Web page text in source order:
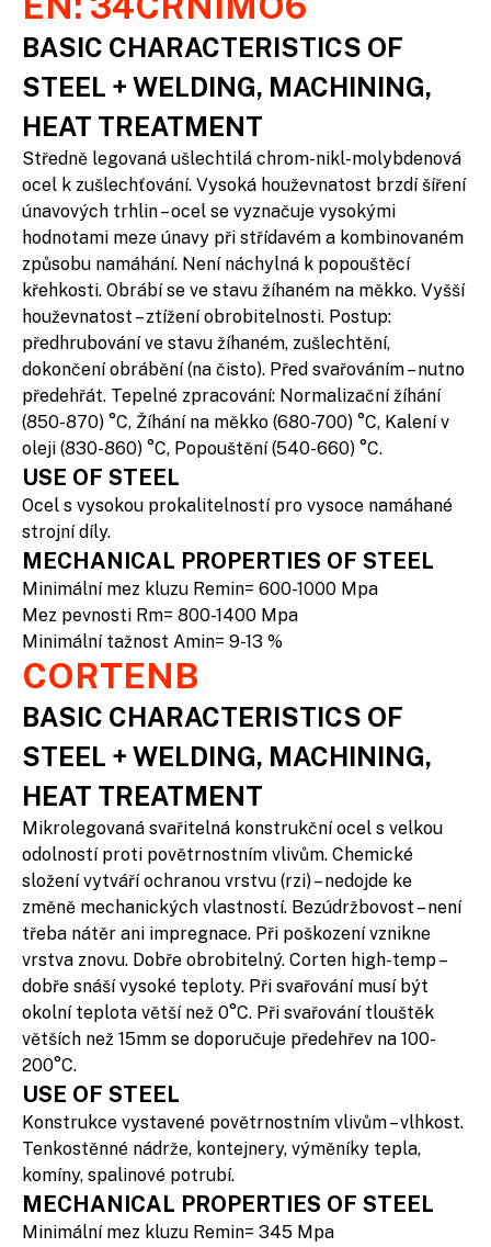
BASIC CHARACTERISTICS OF
STEEL + WELDING, MACHINING,
HEAT TREATMENT
Středně legovaná ušlechtilá chrom-nikl-molybdenová
ocel k zušlechťování. Vysoká houževnatost brzdí šíření
únavových trhlin – ocel se vyznačuje vysokými
hodnotami meze únavy při střídavém a kombinovaném
způsobu namáhání. Není náchylná k popouštěcí
křehkosti. Obrábí se ve stavu žíhaném na měkko. Vyšší
houževnatost – ztížení obrobitelnosti. Postup:
předhrubování ve stavu žíhaném, zušlechtění,
dokončení obrábění (na čisto). Před svařováním – nutno
předehřát. Tepelné zpracování: Normalizační žíhání
(850-870) °C, Žíhání na měkko (680-700) °C, Kalení v
oleji (830-860) °C, Popouštění (540-660) °C.
USE OF STEEL
Ocel s vysokou prokalitelností pro vysoce namáhané
strojní díly.
MECHANICAL PROPERTIES OF STEEL
Minimální mez kluzu Remin= 600-1000 Mpa
Mez pevnosti Rm= 800-1400 Mpa
Minimální tažnost Amin= 9-13 %
CORTENB
BASIC CHARACTERISTICS OF
STEEL + WELDING, MACHINING,
HEAT TREATMENT
Mikrolegovaná svařitelná konstrukční ocel s velkou
odolností proti povětrnostním vlivům. Chemické
složení vytváří ochranou vrstvu (rzi) – nedojde ke
změně mechanických vlastností. Bezúdržbovost – není
třeba nátěr ani impregnace. Při poškození vznikne
vrstva znovu. Dobře obrobitelný. Corten high-temp –
dobře snáší vysoké teploty. Při svařování musí být
okolní teplota větší než 0°C. Při svařování tlouštěk
větších než 15mm se doporučuje předehřev na 100-
200°C.
USE OF STEEL
Konstrukce vystavené povětrnostním vlivům – vlhkost.
Tenkostěnné nádrže, kontejnery, výměníky tepla,
komíny, spalinové potrubí.
MECHANICAL PROPERTIES OF STEEL
Minimální mez kluzu Remin= 345 Mpa